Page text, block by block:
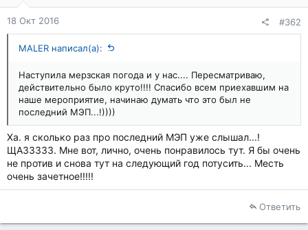
18 Окт 2016 #362
MALER написал(а):
Наступила мерзская погода и у нас.... Пересматриваю,
действительно было круто!!!! Спасибо всем приехавшим на
наше мероприятие, начинаю думать что это был не
последний МЭП...!))))
Ха. я сколько раз про последний МЭП уже слышал...!
ЩАЗЗЗЗЗ. Мне вот, лично, очень понравилось тут. Я бы очень
не против и снова тут на следующий год потусить... Месть
очень зачетное!!!!!
Ответить